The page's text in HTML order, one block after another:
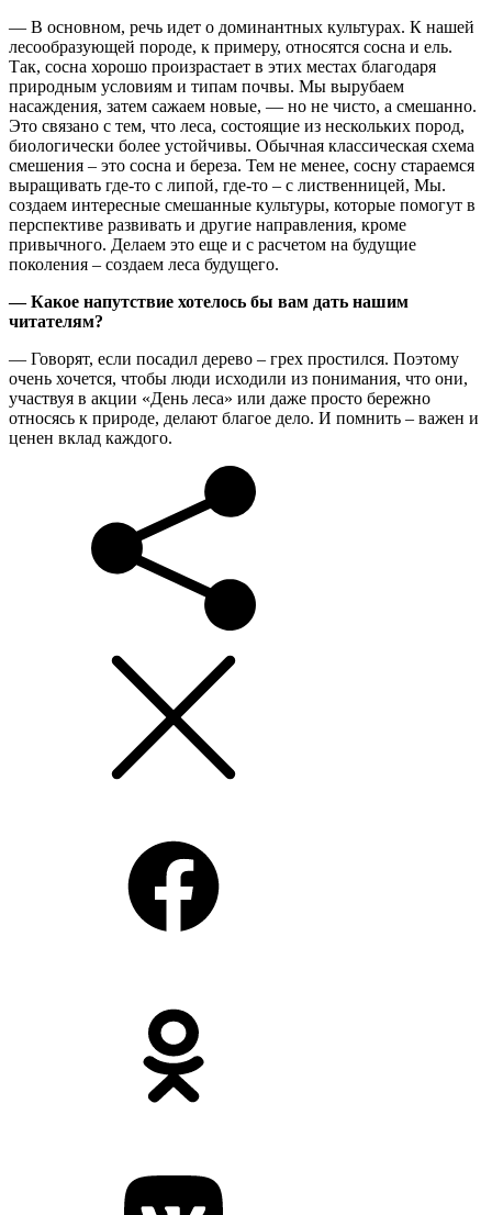
— В основном, речь идет о доминантных культурах. К нашей
лесообразующей породе, к примеру, относятся сосна и ель.
Так, сосна хорошо произрастает в этих местах благодаря
природным условиям и типам почвы. Мы вырубаем
насаждения, затем сажаем новые, — но не чисто, а смешанно.
Это связано с тем, что леса, состоящие из нескольких пород,
биологически более устойчивы. Обычная классическая схема
смешения – это сосна и береза. Тем не менее, сосну стараемся
выращивать где-то с липой, где-то – с лиственницей, Мы.
создаем интересные смешанные культуры, которые помогут в
перспективе развивать и другие направления, кроме
привычного. Делаем это еще и с расчетом на будущие
поколения – создаем леса будущего.
— Какое напутствие хотелось бы вам дать нашим
читателям?
— Говорят, если посадил дерево – грех простился. Поэтому
очень хочется, чтобы люди исходили из понимания, что они,
участвуя в акции «День леса» или даже просто бережно
относясь к природе, делают благое дело. И помнить – важен и
ценен вклад каждого.